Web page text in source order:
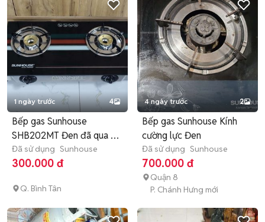
1 ngày trước 4
Bếp gas Sunhouse
SHB202MT Đen đã qua sử
dụng
Đã sử dụng Sunhouse
300.000 đ
Q. Bình Tân
4 ngày trước 2
Bếp gas Sunhouse Kính
cường lực Đen
Đã sử dụng Sunhouse
700.000 đ
Quận 8
P. Chánh Hưng mới